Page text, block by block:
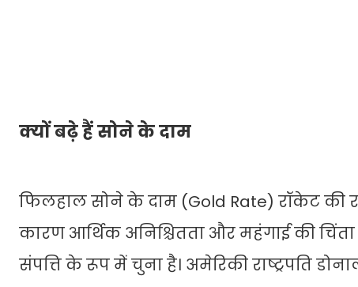
क्यों बढ़े हैं सोने के दाम
फिलहाल सोने के दाम (Gold Rate) रॉकेट की
कारण आर्थिक अनिश्चितता और महंगाई की
संपत्ति के रूप में चुना है। अमेरिकी राष्ट्रपति